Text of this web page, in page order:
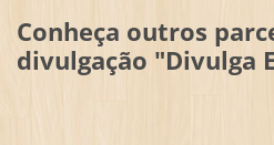
Conheça outros
divulgação "Divulga